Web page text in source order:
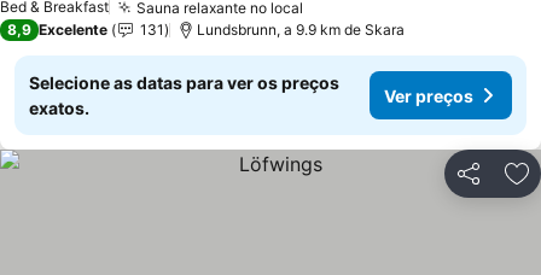
Bed & Breakfast Sauna relaxante no local
8,9 Excelente 131 Lundsbrunn, a 9.9 km de Skara
Selecione as datas para ver os preços
exatos.
Ver preços
Partilhar